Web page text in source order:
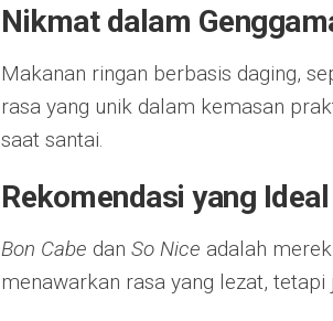
Nikmat dalam
Makanan ringan berbasis daging,
rasa yang unik dalam kemasan
saat santai.
Rekomendasi yang Ideal
Bon Cabe dan So Nice adalah
menawarkan rasa yang lezat,